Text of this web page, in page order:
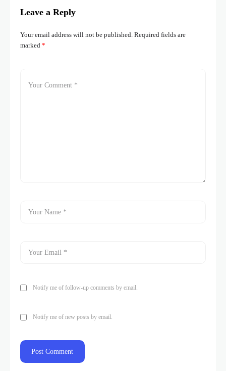
Leave a Reply
Your email address will not be published. Required fields are
marked *
Notify me of follow-up comments by email.
Notify me of new posts by email.